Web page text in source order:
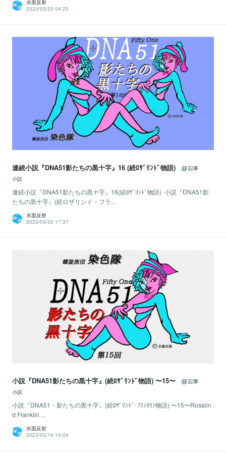
水面反射
2023/03/25 04:25
連続小説『DNA51影たちの黒十字』16 (続ﾛｻﾞﾘﾝﾄﾞ物語)
記事
小説
連続小説『DNA51影たちの黒十字』16(続ﾛｻﾞﾘﾝﾄﾞ物語) 小説『DNA51影
たちの黒十字』(続ロザリンド・フラ...
水面反射
2023/03/20 17:37
小説『DNA51影たちの黒十字』(続ﾛｻﾞﾘﾝﾄﾞ物語) 〜15〜
記事
小説
小説『DNA51・影たちの黒十字』(続ﾛｻﾞﾘﾝﾄﾞ･ﾌﾗﾝｸﾘﾝ物語) 〜15〜Rosalin
d Franklin ...
水面反射
2023/03/16 14:04